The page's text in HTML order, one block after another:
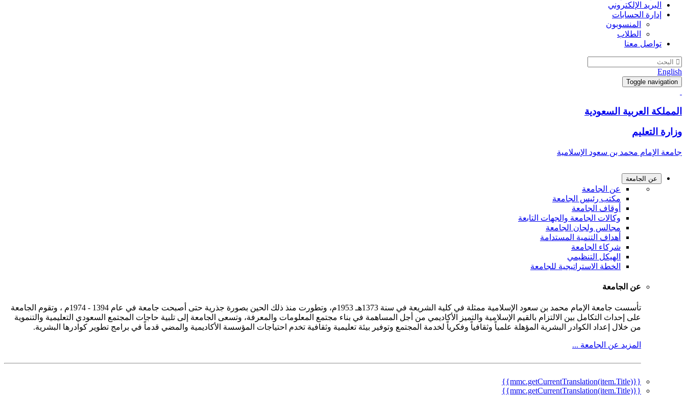
البريد الإلكتروني
إدارة الحسابات
المنسوبون
الطلاب
تواصل معنا
English
Toggle navigation
المملكة العربية السعودية
وزارة التعليم
جامعة الإمام محمد بن سعود الإسلامية
عن الجامعة
عن الجامعة
مكتب رئيس الجامعة
أوقاف الجامعة
وكالات الجامعة والجهات التابعة
مجالس ولجان الجامعة
أهداف التنمية المستدامة
شركاء الجامعة
الهيكل التنظيمي
الخطة الاستراتيجية للجامعة
عن الجامعة
تأسست جامعة الإمام محمد بن سعود الإسلامية ممثلة في كلية الشريعة في سنة 1373هـ 1953م، وتطورت منذ ذلك الحين بصورة جذرية حتى أصبحت جامعة في عام 1394 - 1974م ، وتقوم الجامعة
على إحداث التكامل بين الالتزام بالقيم الإسلامية والتميز الأكاديمي من أجل المساهمة في بناء مجتمع المعلومات والمعرفة، وتسعى الجامعة إلى تلبية حاجات المجتمع السعودي التعليمية والتنموية
من خلال إعداد الكوادر البشرية المؤهلة علمياً وثقافياً وفكرياً لخدمة المجتمع وتوفير بيئة تعليمية وثقافية تخدم احتياجات المؤسسة الأكاديمية والمضي قدماً في برامج تطوير كوادرها البشرية.
المزيد عن الجامعة ...
{{mmc.getCurrentTranslation(item.Title)}}
{{mmc.getCurrentTranslation(item.Title)}}